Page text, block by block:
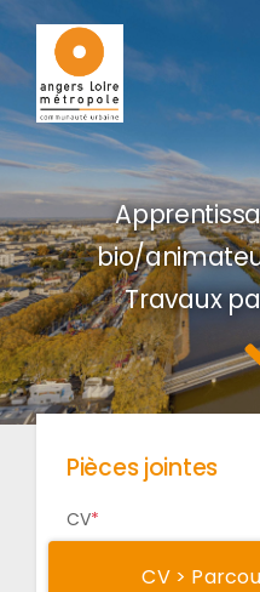
Passer au contenu
bio/
Travaux
Pièces jointes
CV
CV >